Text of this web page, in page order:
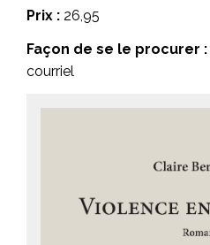
Prix : 26,95
Façon de se le procurer :
courriel